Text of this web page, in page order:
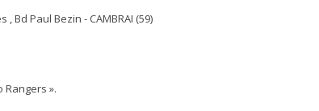
Bd Paul Bezin - CAMBRAI (59)
Rangers ».